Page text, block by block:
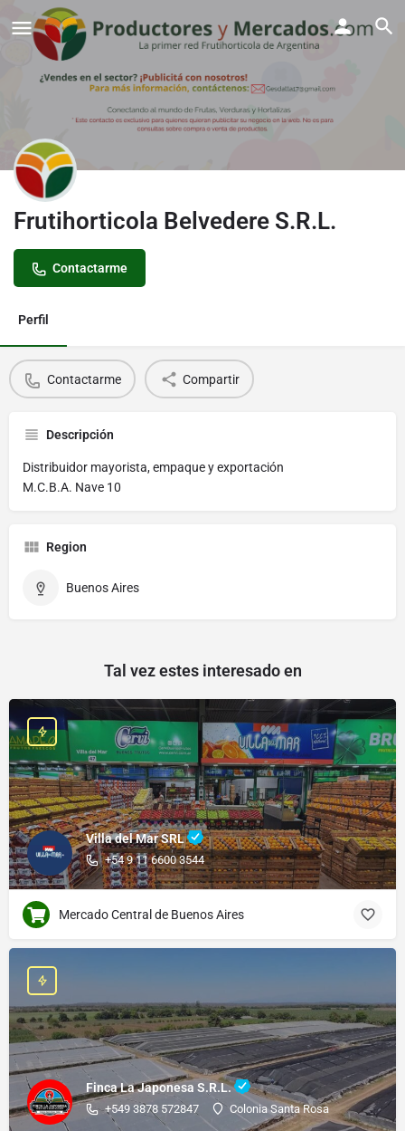
Frutihorticola Belvedere S.R.L.
Contactarme
Perfil
Contactarme Compartir
Descripción
Distribuidor mayorista, empaque y exportación
M.C.B.A. Nave 10
Region
Buenos Aires
Tal vez estes interesado en
Villa del Mar SRL
+54 9 11 6600 3544
Mercado Central de Buenos Aires
Finca La Japonesa S.R.L.
+549 3878 572847 Colonia Santa Rosa